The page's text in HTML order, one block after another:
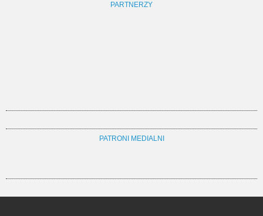
PARTNERZY
PATRONI MEDIALNI